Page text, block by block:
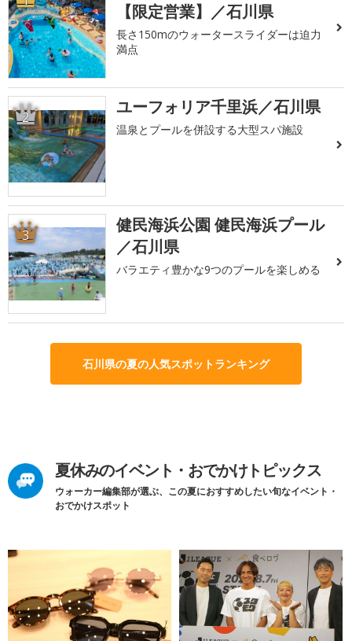
【限定営業】／石川県
長さ150mのウォータースライダーは迫力
満点
2 ユーフォリア千里浜／石川県
温泉とプールを併設する大型スパ施設
3
健民海浜公園 健民海浜プール
／石川県
バラエティ豊かな9つのプールを楽しめる
石川県の夏の人気スポットランキング
夏休みのイベント・おでかけトピックス
ウォーカー編集部が選ぶ、この夏におすすめしたい旬なイベント・
おでかけスポット